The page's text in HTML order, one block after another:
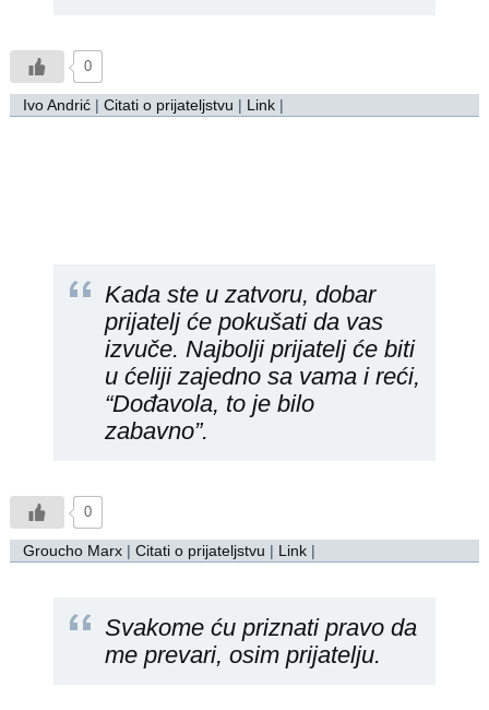
0
Ivo Andrić |Citati o prijateljstvu | Link |
Kada ste u zatvoru, dobar
prijatelj će pokušati da vas
izvuče. Najbolji prijatelj će biti
u ćeliji zajedno sa vama i reći,
“Dođavola, to je bilo
zabavno”.
0
Groucho Marx |Citati o prijateljstvu | Link |
Svakome ću priznati pravo da
me prevari, osim prijatelju.